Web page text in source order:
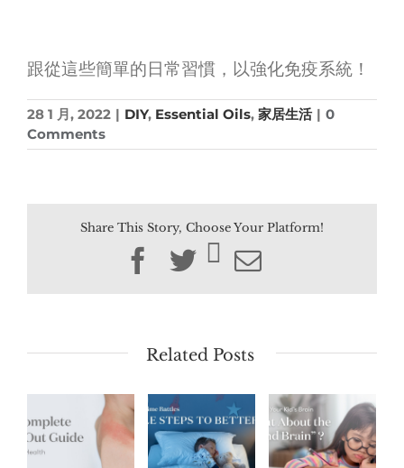
跟從這些簡單的日常習慣，以強化免疫系統！
28 1 月, 2022 | DIY, Essential Oils, 家居生活 | 0
Comments
Share This Story, Choose Your Platform!
Facebook
TwitterEmail
Related Posts